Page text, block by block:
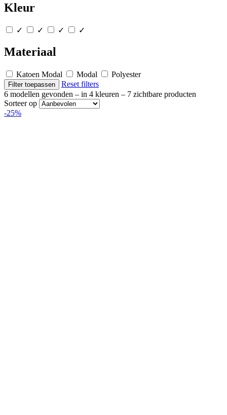
Kleur
✓ ✓ ✓ ✓
Materiaal
Katoen Modal Modal Polyester
Filter toepassen
Reset filters
6 modellen gevonden – in 4 kleuren – 7 zichtbare producten
Sorteer op
-25%